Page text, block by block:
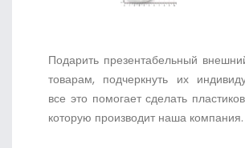
Подарить презентабельный
товарам, подчеркнуть их
все это помогает сделать
которую производит наша компания.